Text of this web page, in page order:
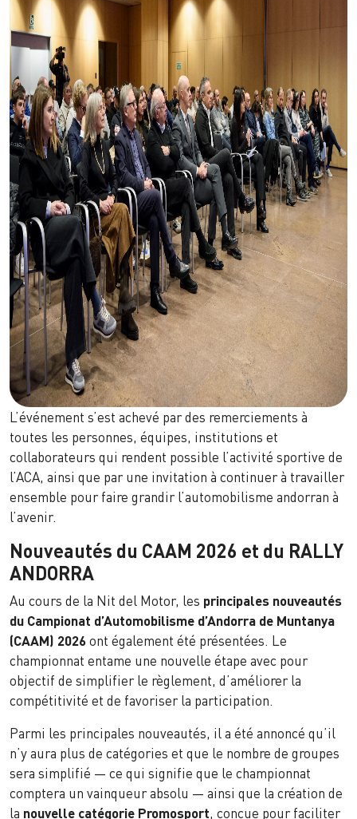
L’événement s’est achevé par des remerciements à
toutes les personnes, équipes, institutions et
collaborateurs qui rendent possible l’activité sportive de
l’ACA, ainsi que par une invitation à continuer à travailler
ensemble pour faire grandir l’automobilisme andorran à
l’avenir.
Nouveautés du CAAM 2026 et du RALLY
ANDORRA
Au cours de la Nit del Motor, les principales nouveautés
du Campionat d’Automobilisme d’Andorra de Muntanya
(CAAM) 2026ont également été présentées. Le
championnat entame une nouvelle étape avec pour
objectif de simplifier le règlement, d’améliorer la
compétitivité et de favoriser la participation.
Parmi les principales nouveautés, il a été annoncé qu’il
n’y aura plus de catégories et que le nombre de groupes
sera simplifié — ce qui signifie que le championnat
comptera un vainqueur absolu — ainsi que la création de
la nouvelle catégorie Promosport, conçue pour faciliter